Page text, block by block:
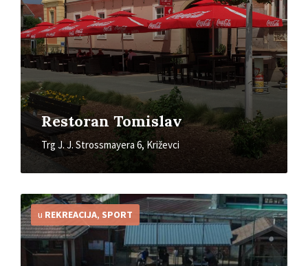
Restoran Tomislav
Trg J. J. Strossmayera 6, Križevci
u REKREACIJA, SPORT
Detaljnije